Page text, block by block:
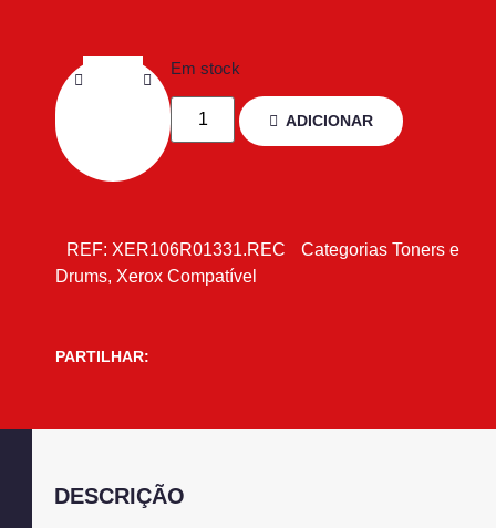
Em stock
ADICIONAR
REF: XER106R01331.REC Categorias Toners e
Drums, Xerox Compatível
PARTILHAR:
DESCRIÇÃO